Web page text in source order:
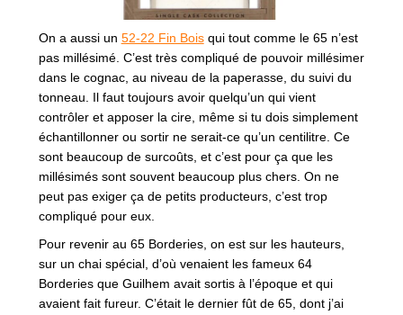
On a aussi un 52-22 Fin Boisqui tout comme le 65 n’est
pas millésimé. C’est très compliqué de pouvoir millésimer
dans le cognac, au niveau de la paperasse, du suivi du
tonneau. Il faut toujours avoir quelqu’un qui vient
contrôler et apposer la cire, même si tu dois simplement
échantillonner ou sortir ne serait-ce qu’un centilitre. Ce
sont beaucoup de surcoûts, et c’est pour ça que les
millésimés sont souvent beaucoup plus chers. On ne
peut pas exiger ça de petits producteurs, c’est trop
compliqué pour eux.
Pour revenir au 65 Borderies, on est sur les hauteurs,
sur un chai spécial, d’où venaient les fameux 64
Borderies que Guilhem avait sortis à l’époque et qui
avaient fait fureur. C’était le dernier fût de 65, dont j’ai